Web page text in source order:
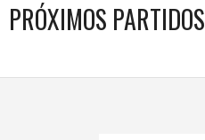
PRÓXIMOS PARTIDOS